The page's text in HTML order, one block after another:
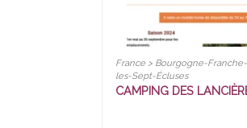
France > Bourgogne-
les-Sept-Écluses
CAMPING DES